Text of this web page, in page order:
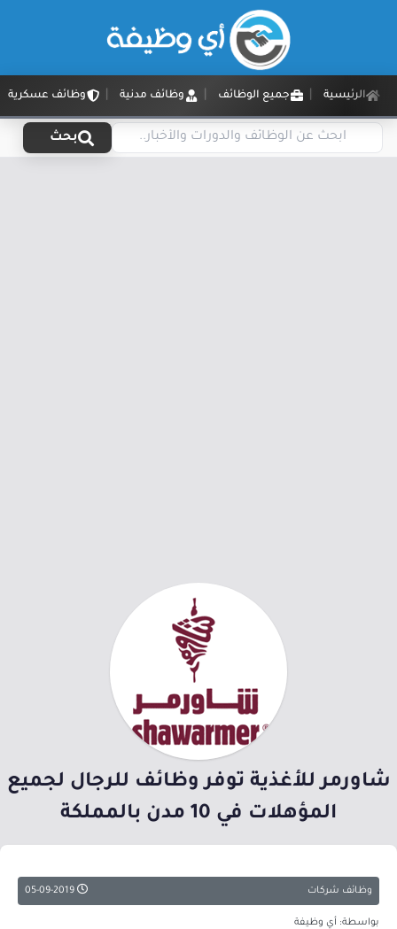
الرئيسية جميع الوظائف وظائف مدنية وظائف عسكرية
بحث
شاورمر للأغذية توفر وظائف للرجال لجميع
المؤهلات في 10 مدن بالمملكة
وظائف شركات
بواسطة: أي وظيفة